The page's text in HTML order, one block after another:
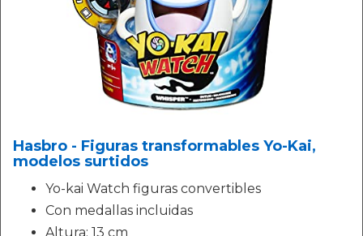
Hasbro - Figuras transformables Yo-Kai,
modelos surtidos
Yo-kai Watch figuras convertibles
Con medallas incluidas
Altura: 13 cm